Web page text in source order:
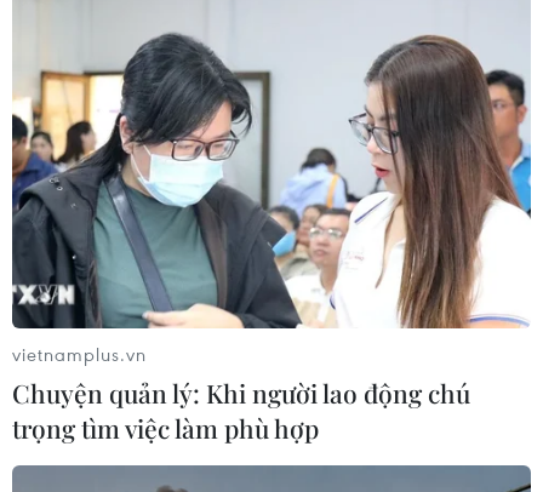
vietnamplus.vn
Chuyện quản lý: Khi người lao động chú
trọng tìm việc làm phù hợp